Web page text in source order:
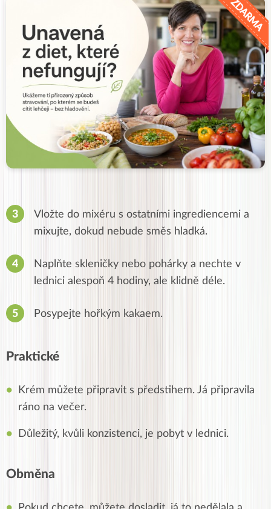
Vložte do mixéru s ostatními ingrediencemi a
mixujte, dokud nebude směs hladká.
Naplňte skleničky nebo pohárky a nechte v
lednici alespoň 4 hodiny, ale klidně déle.
Posypejte hořkým kakaem.
Praktické
Krém můžete připravit s předstihem. Já připravila
ráno na večer.
Důležitý, kvůli konzistenci, je pobyt v lednici.
Obměna